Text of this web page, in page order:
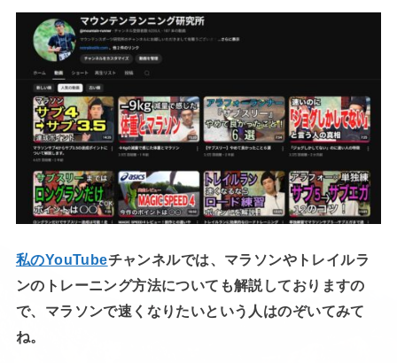
私のYouTubeチャンネルでは、マラソンやトレイルラ
ンのトレーニング方法についても解説しておりますの
で、マラソンで速くなりたいという人はのぞいてみて
ね。